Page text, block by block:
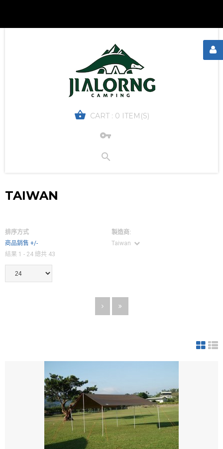
CART : 0 ITEM(S)
TAIWAN
排序方式
商品銷售 +/-
製造商:
Taiwan
結果 1 - 24 總共 43